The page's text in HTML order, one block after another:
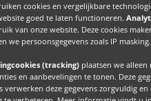
cookies en vergelijkbare
goed te laten functioneren.
van onze website. Deze cookies
we persoonsgegevens zoals IP masking.
(tracking) plaatsen we
en aanbevelingen te tonen. Deze
verwerken deze gegevens zorgvuldig